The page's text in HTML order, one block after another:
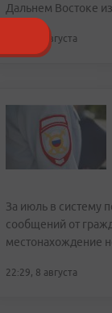
Дальнем Востоке
23:43, 8 августа
За июль в систему
сообщений от
местонахождение
22:29, 8 августа